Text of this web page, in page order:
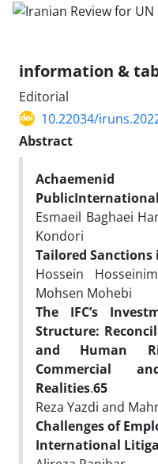
information &
Editorial
10.22034/
Abstract
Esmaeil Baghaei
Kondori
Tailored
Hossein
Mohsen
The IFC’s
Structure:
and Human
Commercial
Realities.65
Reza Yazdi and
Challenges of
International